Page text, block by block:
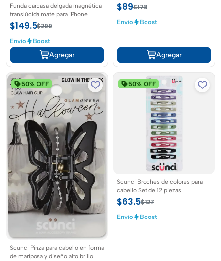
Funda carcasa delgada magnética
translúcida mate para iPhone
$149.5$299
Envío Boost
Agregar
$89$178
Envío Boost
Agregar
50% OFF
Scünci Pinza para cabello en forma
de mariposa y diseño alto brillo
50% OFF
Scünci Broches de colores para
cabello Set de 12 piezas
$63.5$127
Envío Boost